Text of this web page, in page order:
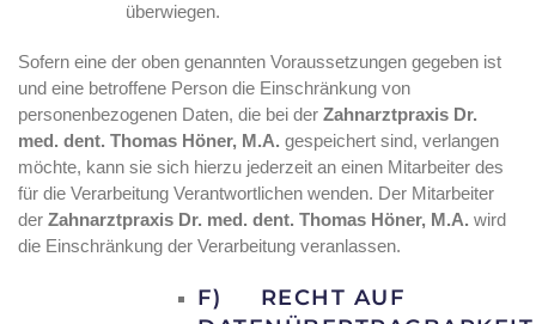
überwiegen.
Sofern eine der oben genannten Voraussetzungen gegeben ist
und eine betroffene Person die Einschränkung von
personenbezogenen Daten, die bei der Zahnarztpraxis Dr.
med. dent. Thomas Höner, M.A. gespeichert sind, verlangen
möchte, kann sie sich hierzu jederzeit an einen Mitarbeiter des
für die Verarbeitung Verantwortlichen wenden. Der Mitarbeiter
der Zahnarztpraxis Dr. med. dent. Thomas Höner, M.A. wird
die Einschränkung der Verarbeitung veranlassen.
F) RECHT AUF